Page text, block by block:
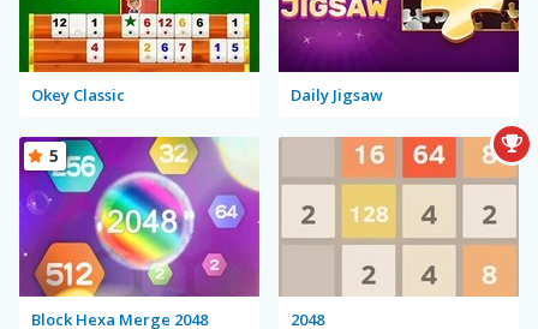
Okey Classic Daily Jigsaw
Block Hexa Merge 2048
5
2048